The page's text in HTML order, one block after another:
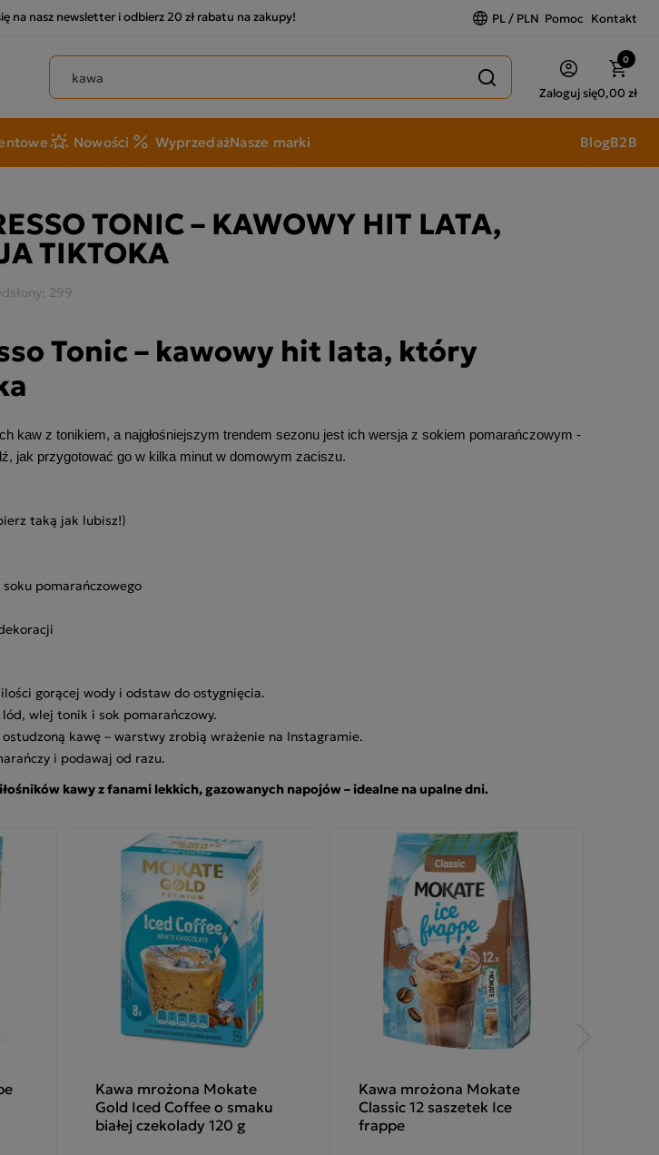
na nasz newsletter i odbierz 20 zł rabatu na zakupy! PL / PLN Pomoc Kontakt
Szukaj produktów
Zaloguj się
0
0,00 zł
Nowości WyprzedażNasze marki BlogB2B
TONIC – KAWOWY HIT LATA,
TIKTOKA
299
Tonic – kawowy hit lata, który
kaw z tonikiem, a najgłośniejszym trendem sezonu jest ich wersja z sokiem pomarańczowym -
jak przygotować go w kilka minut w domowym zaciszu.
taką jak lubisz!)
pomarańczowego
gorącej wody i odstaw do ostygnięcia.
wlej tonik i sok pomarańczowy.
kawę – warstwy zrobią wrażenie na Instagramie.
i podawaj od razu.
kawy z fanami lekkich, gazowanych napojów – idealne na upalne dni.
Kawa mrożona Mokate
Gold Iced Coffee o smaku
białej czekolady 120 g
Kawa mrożona Mokate
Classic 12 saszetek Ice
frappe